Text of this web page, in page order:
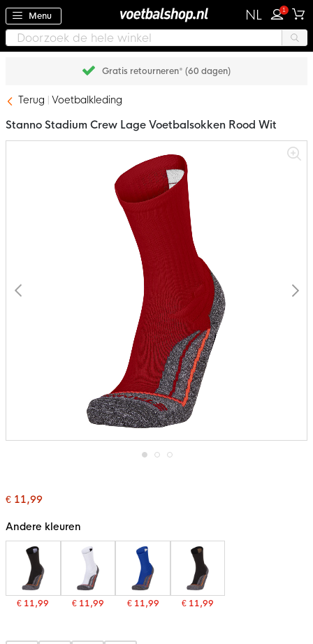
Menu NL 1
Gratis retourneren* (60 dagen)
Terug Voetbalkleding
begin
de
Stanno Stadium Crew Lage Voetbalsokken Rood Wit
€ 11,99
Andere kleuren
€ 11,99 € 11,99 € 11,99 € 11,99